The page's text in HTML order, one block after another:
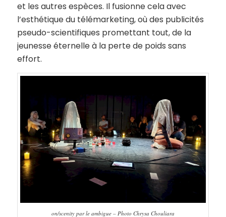
et les autres espèces. Il fusionne cela avec
l’esthétique du télémarketing, où des publicités
pseudo-scientifiques promettant tout, de la
jeunesse éternelle à la perte de poids sans
effort.
on/scenity par le ambigue – Photo Chrysa Chouliara